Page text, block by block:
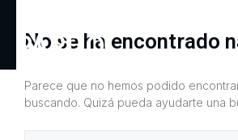
PARDO
No se ha encontrado
Parece que no hemos podido
buscando. Quizá pueda ayudarte una